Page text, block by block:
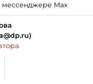
мессенджере Max